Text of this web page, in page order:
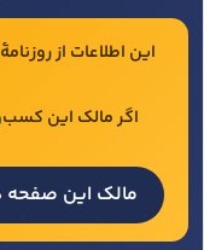
این اطلاعات از
اگر مالک این
مالک این